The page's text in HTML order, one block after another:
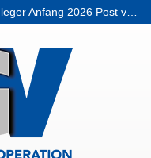
+++ Vorabpauschale: Warum Fondsanleger Anfang 2026 Post vom Finanzamt bekommen können +++